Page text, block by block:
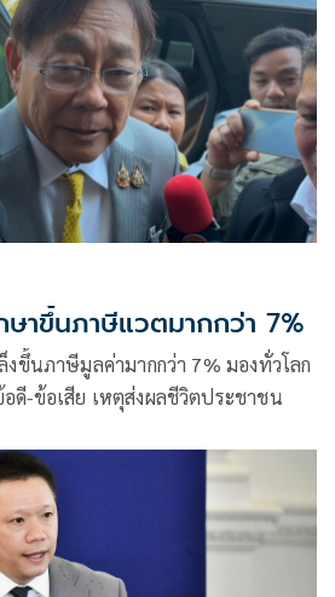
าขึ้นภาษีแวตมากกว่า 7%
งขึ้นภาษีมูลค่ามากกว่า 7% มองทั่วโลก
ดี-ข้อเสีย เหตุส่งผลชีวิตประชาชน